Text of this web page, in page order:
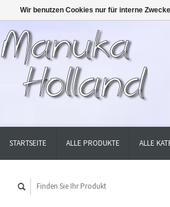
STARTSEITE ALLE PRODUKTE ALLE
Wir benutzen Cookies nur für interne